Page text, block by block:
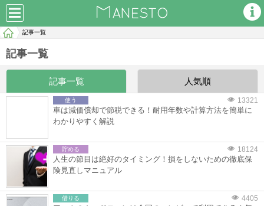
記事一覧
記事一覧
記事一覧 人気順
使う 13321
車は減価償却で節税できる！耐用年数や計算方法を簡単に
わかりやすく解説
貯める 18124
人生の節目は絶好のタイミング！損をしないための徹底保
険見直しマニュアル
借りる 4405